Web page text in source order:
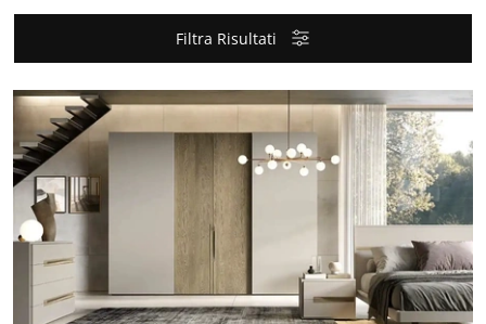
Filtra Risultati